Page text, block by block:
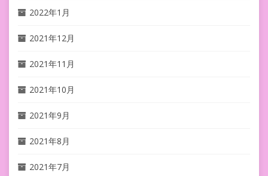
2022年1月
2021年12月
2021年11月
2021年10月
2021年9月
2021年8月
2021年7月